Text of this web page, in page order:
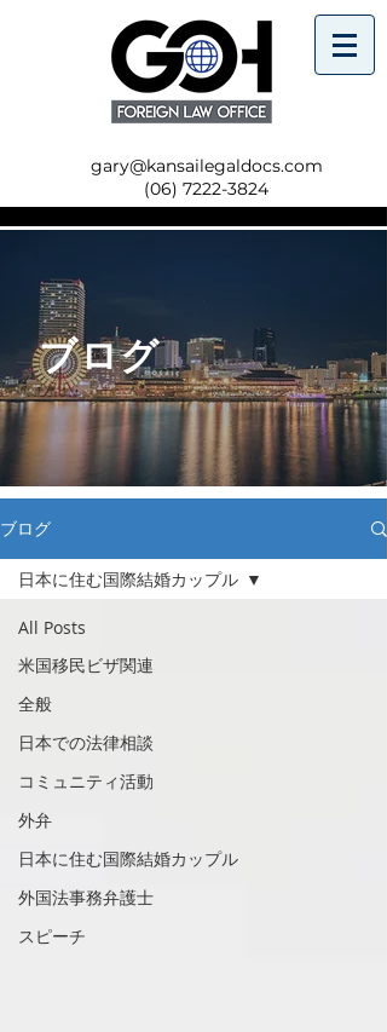
gary@kansailegaldocs.com
(06) 7222-3824
ブログ
ブログ
All Posts
米国移民ビザ関連
全般
日本での法律相談
コミュニティ活動
外弁
日本に住む国際結婚カップル
外国法事務弁護士
スピーチ
日本に住む国際結婚カップル